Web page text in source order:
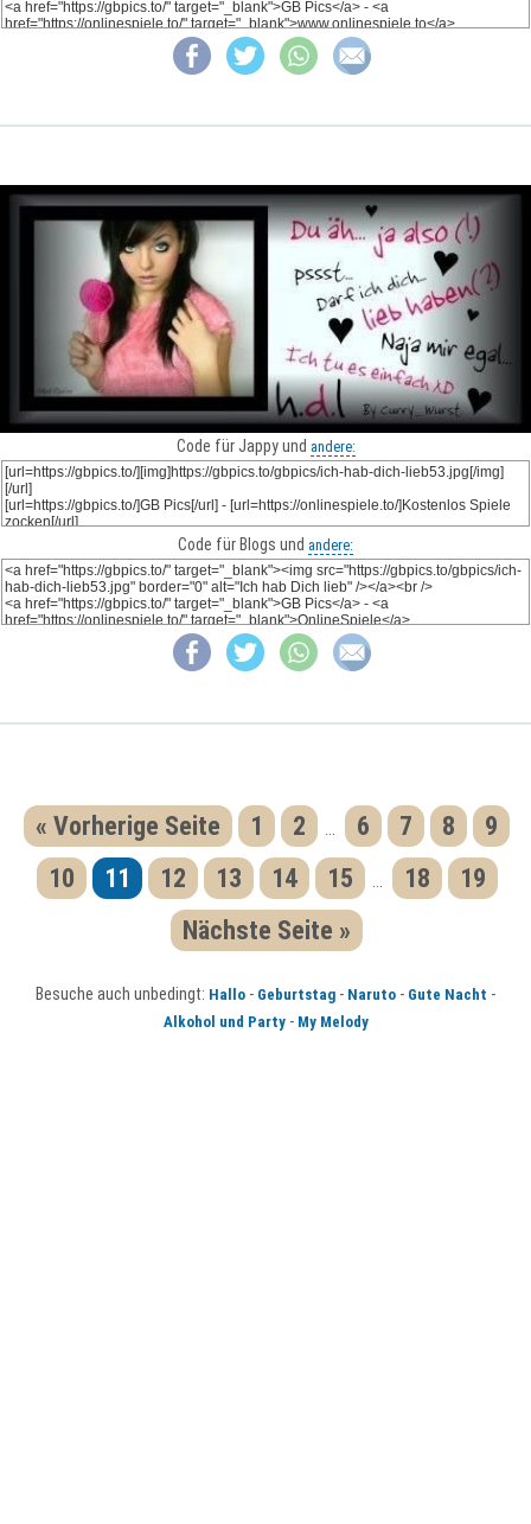
Code für Jappy und andere:
Code für Blogs und andere:
« Vorherige Seite 1 2 6 7 8
9
10
11 12 13 14 15 18
19
Nächste Seite »
Besuche auch unbedingt: Hallo - Geburtstag - Naruto - Gute Nacht -
Alkohol und Party- My Melody